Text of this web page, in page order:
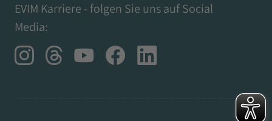
EVIM Karriere - folgen Sie uns auf Social
Media: